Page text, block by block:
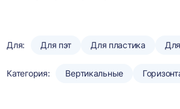
Для: Для пэт Для пластика
Категория: Вертикальные